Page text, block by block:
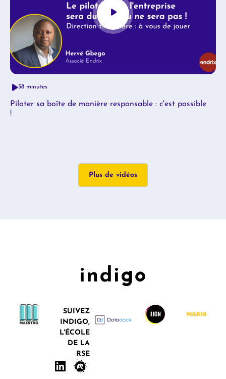
58 minutes
Piloter sa boîte de manière responsable : c'est possible
!
Plus de vidéos
SUIVEZ
INDIGO,
L'ÉCOLE
DE LA
RSE